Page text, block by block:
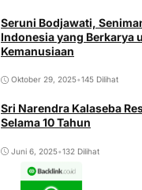
Seruni Bodjawati,
Indonesia yang Berkarya
Kemanusiaan
Oktober 29, 2025•145 Dilihat
Sri Narendra Kalaseba
Selama 10 Tahun
Juni 6, 2025•132 Dilihat